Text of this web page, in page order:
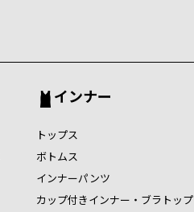
インナー
トップス
ボトムス
インナーパンツ
カップ付きインナー・ブラトップ